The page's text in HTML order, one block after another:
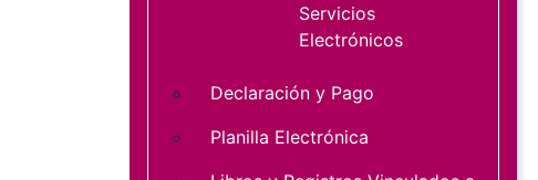
Servicios
Electrónicos
Declaración y Pago
Planilla Electrónica